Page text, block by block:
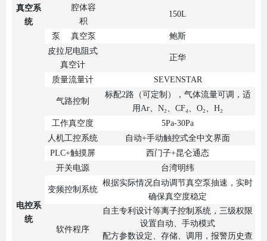
真空系
统
腔体容
积
150L
泵 真空泵
鲍斯
皮拉尼电阻式
真空计
正华
质量流量计 SEVENSTAR
气路控制
标配2路（可定制），气体流量可调，适
用Ar、N₂、CF₄、O₂、H₂
工作真空度
5Pa-30Pa
电控系
统
人机工控系统
自动+手动触控式全中文界面
PLC+触摸屏
西门子+昆仑通态
开关电源
台湾明纬
变频控制系统
根据实际情况自动调节真空泵抽速，实时
确保真空度稳定
软件程序
自主专利设计等离子控制系统，三级权限
设置自动、手动模式
配方参数设定、存储、调用，报警历史查